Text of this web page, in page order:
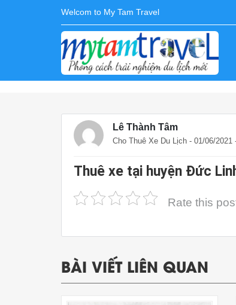
Welcom to My Tam Travel
Lê Thành Tâm
Cho Thuê Xe Du Lịch - 01/06/2021
Thuê xe tại huyện Đức
Rate this
BÀI VIẾT LIÊN QUAN